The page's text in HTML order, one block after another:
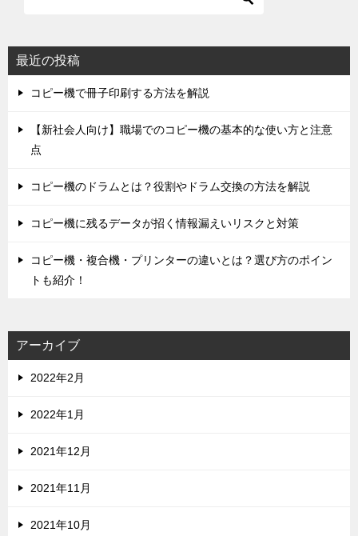
シ
ョ
最近の投稿
コピー機で冊子印刷する方法を解説
【新社会人向け】職場でのコピー機の基本的な使い方と注意
点
コピー機のドラムとは？役割やドラム交換の方法を解説
コピー機に残るデータが招く情報漏えいリスクと対策
コピー機・複合機・プリンターの違いとは？選び方のポイン
トも紹介！
アーカイブ
2022年2月
2022年1月
2021年12月
2021年11月
2021年10月